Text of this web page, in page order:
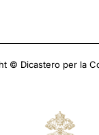
© Dicastero per la